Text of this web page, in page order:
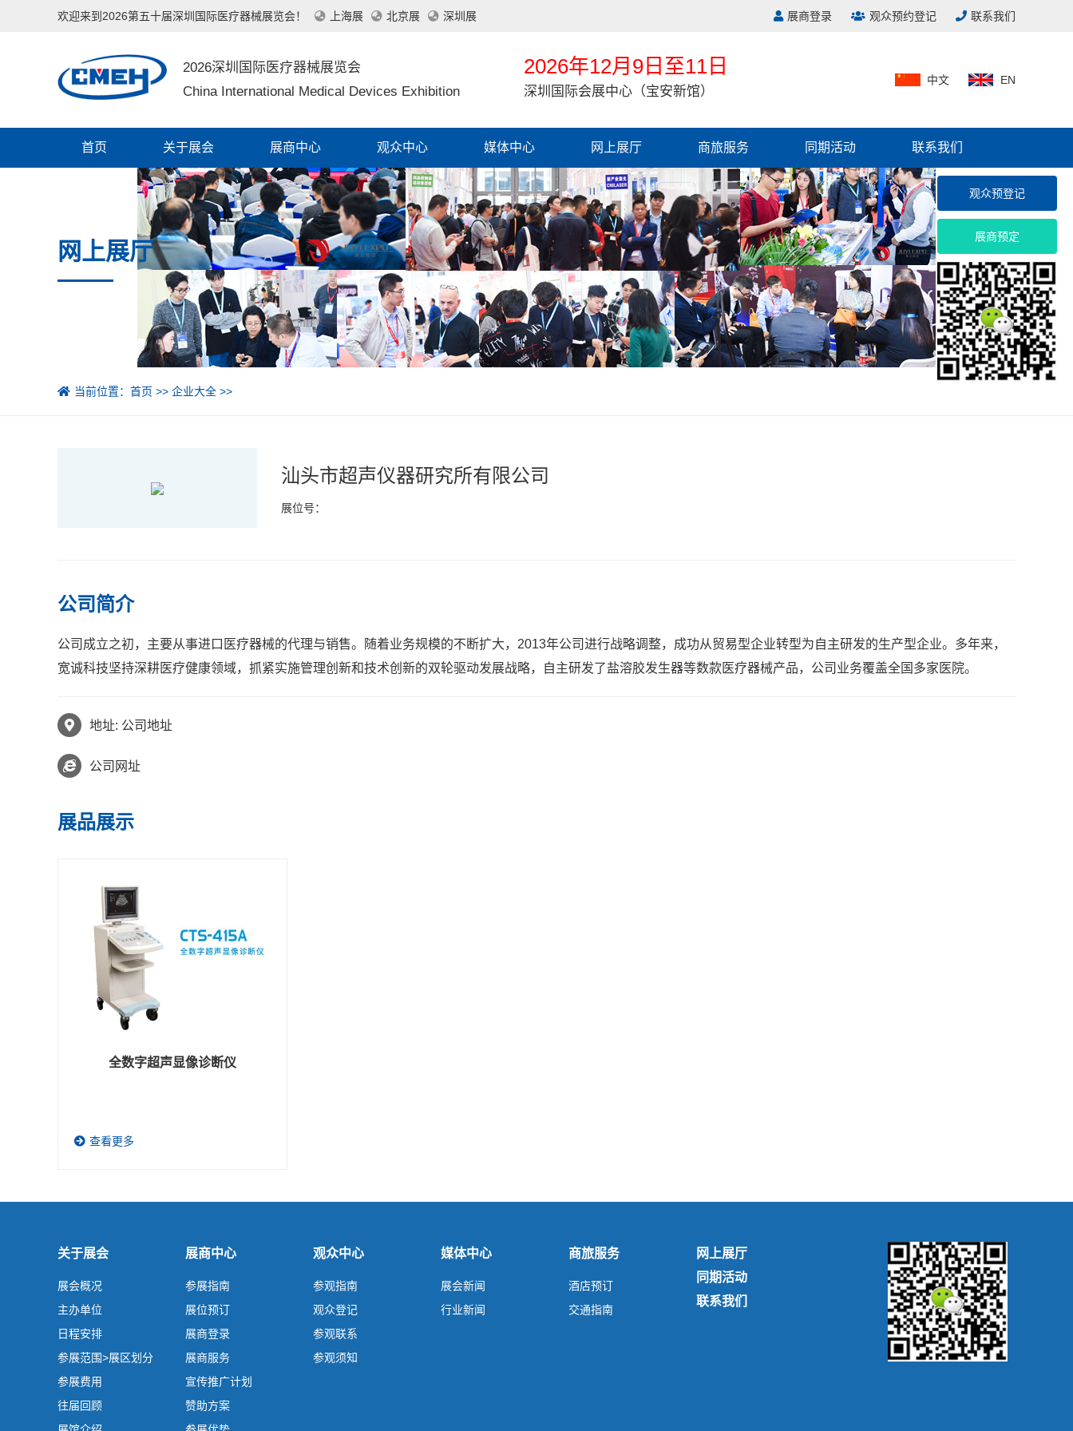
欢迎来到2026第五十届深圳国际医疗器械展览会！ 上海展 北京展 深圳展 展商登录 观众预约登记 联系我们
2026深圳国际医疗器械展览会
China International Medical Devices Exhibition
2026年12月9日至11日
深圳国际会展中心（宝安新馆）
中文 EN
首页 关于展会 展商中心 观众中心 媒体中心 网上展厅 商旅服务 同期活动 联系我们
网上展厅
当前位置： 首页 >> 企业大全 >>
汕头市超声仪器研究所有限公司
展位号：
公司简介
公司成立之初，主要从事进口医疗器械的代理与销售。随着业务规模的不断扩大，2013年公司进行战略调整，成功从贸易型企业转型为自主研发的生产型企业。多年来，
宽诚科技坚持深耕医疗健康领域，抓紧实施管理创新和技术创新的双轮驱动发展战略，自主研发了盐溶胶发生器等数款医疗器械产品，公司业务覆盖全国多家医院。
地址: 公司地址
公司网址
展品展示
全数字超声显像诊断仪
查看更多
关于展会
展会概况
主办单位
日程安排
参展范围>展区划分
参展费用
往届回顾
展商中心
参展指南
展位预订
展商登录
展商服务
宣传推广计划
赞助方案
观众中心
参观指南
观众登记
参观联系
参观须知
媒体中心
展会新闻
行业新闻
商旅服务
酒店预订
交通指南
网上展厅
同期活动
联系我们
观众预登记
展商预定